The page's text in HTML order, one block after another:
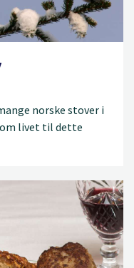
norske stover i
om livet til dette